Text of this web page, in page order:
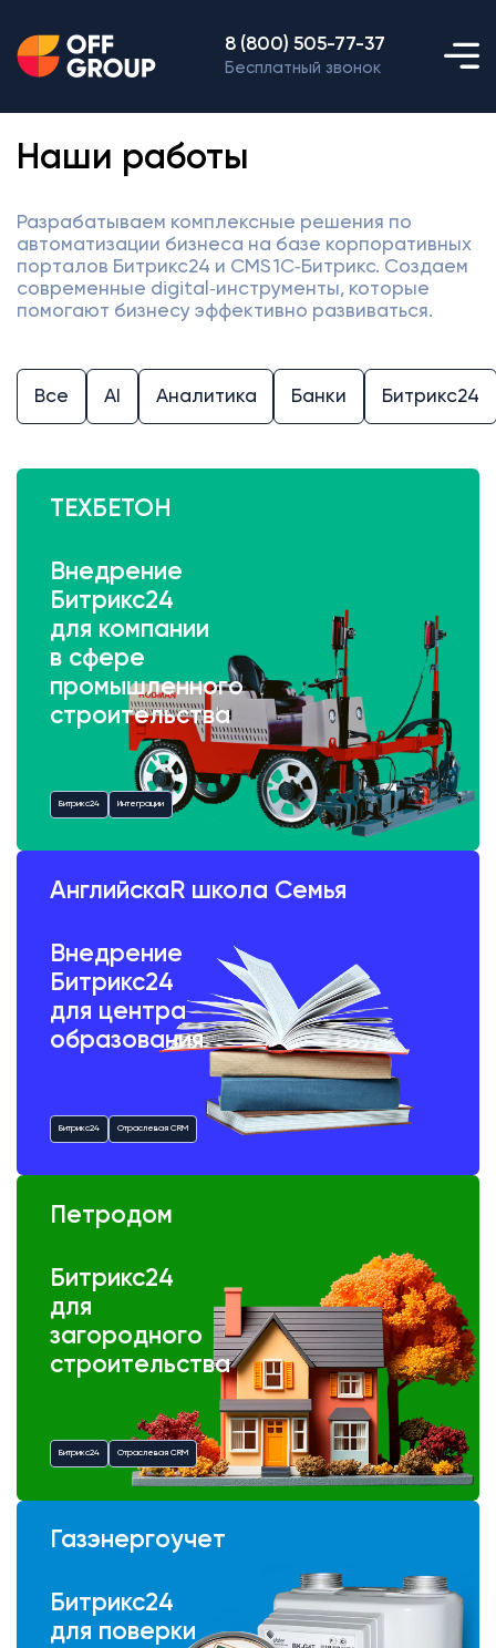
8 (800) 505-77-37
Бесплатный звонок
Наши работы
Разрабатываем комплексные решения по
автоматизации бизнеса на базе корпоративных
порталов Битрикс24 и CMS 1С‑Битрикс. Создаем
современные digital‑инструменты, которые
помогают бизнесу эффективно развиваться.
Все AI Аналитика Банки Битрикс24
ТЕХБЕТОН
Внедрение
Битрикс24
для компании
в сфере
промышленного
строительства
Битрикс24 Интеграции
АнглийскаR школа Семья
Внедрение
Битрикс24
для центра
образования
Битрикс24 Отраслевая CRM
Петродом
Битрикс24
для
загородного
строительства
Битрикс24 Отраслевая CRM
Газэнергоучет
Битрикс24
для поверки